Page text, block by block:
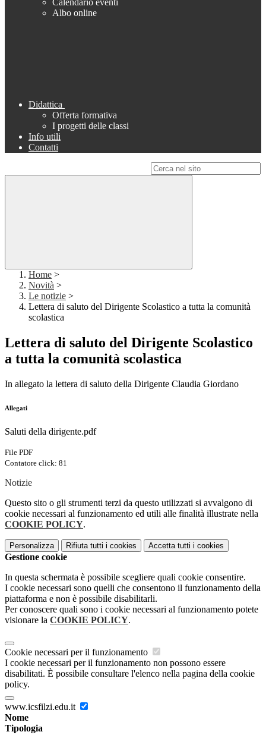
Calendario eventi
Albo online
Didattica
Offerta formativa
I progetti delle classi
Info utili
Contatti
Home >
Novità >
Le notizie >
Lettera di saluto del Dirigente Scolastico a tutta la comunità
scolastica
Lettera di saluto del Dirigente Scolastico
a tutta la comunità scolastica
In allegato la lettera di saluto della Dirigente Claudia Giordano
Allegati
Saluti della dirigente.pdf
File PDF
Contatore click: 81
Notizie
Questo sito o gli strumenti terzi da questo utilizzati si avvalgono di
cookie necessari al funzionamento ed utili alle finalità illustrate nella
COOKIE POLICY.
Personalizza Rifiuta tutti i cookies Accetta tutti i cookies
Gestione cookie
In questa schermata è possibile scegliere quali cookie consentire.
I cookie necessari sono quelli che consentono il funzionamento della
piattaforma e non è possibile disabilitarli.
Per conoscere quali sono i cookie necessari al funzionamento potete
visionare la COOKIE POLICY.
Cookie necessari per il funzionamento
I cookie necessari per il funzionamento non possono essere
disabilitati. È possibile consultare l'elenco nella pagina della cookie
policy.
www.icsfilzi.edu.it
Nome
Tipologia